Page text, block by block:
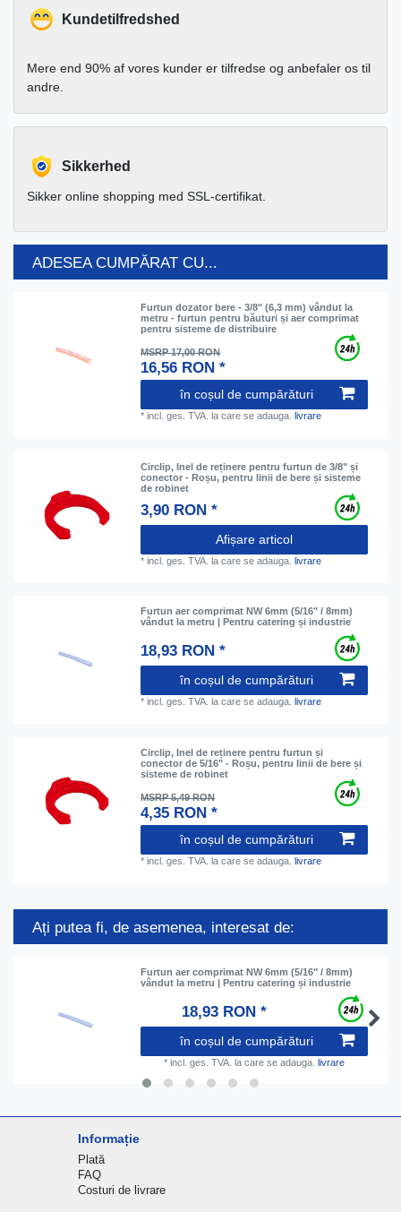
Kundetilfredshed
Mere end 90% af vores kunder er tilfredse og anbefaler os til
andre.
Sikkerhed
Sikker online shopping med SSL-certifikat.
ADESEA CUMPĂRAT CU...
Furtun dozator bere - 3/8" (6,3 mm) vândut la
metru - furtun pentru băuturi și aer comprimat
pentru sisteme de distribuire
MSRP 17,00 RON
16,56 RON *
în coșul de cumpărături
*incl. ges. TVA. la care se adauga.livrare
Circlip, Inel de reținere pentru furtun de 3/8" și
conector - Roșu, pentru linii de bere și sisteme
de robinet
3,90 RON *
Afișare articol
*incl. ges. TVA. la care se adauga.livrare
Furtun aer comprimat NW 6mm (5/16" / 8mm)
vândut la metru | Pentru catering și industrie
18,93 RON *
în coșul de cumpărături
*incl. ges. TVA. la care se adauga. livrare
Circlip, Inel de reținere pentru furtun și
conector de 5/16" - Roșu, pentru linii de bere și
sisteme de robinet
MSRP 5,49 RON
4,35 RON *
în coșul de cumpărături
*incl. ges. TVA. la care se adauga.livrare
Ați putea fi, de asemenea, interesat de:
Furtun aer comprimat NW 6mm (5/16" / 8mm)
vândut la metru | Pentru catering și industrie
18,93 RON *
în coșul de cumpărături
* incl. ges. TVA. la care se adauga. livrare
Informație
Plată
FAQ
Costuri de livrare